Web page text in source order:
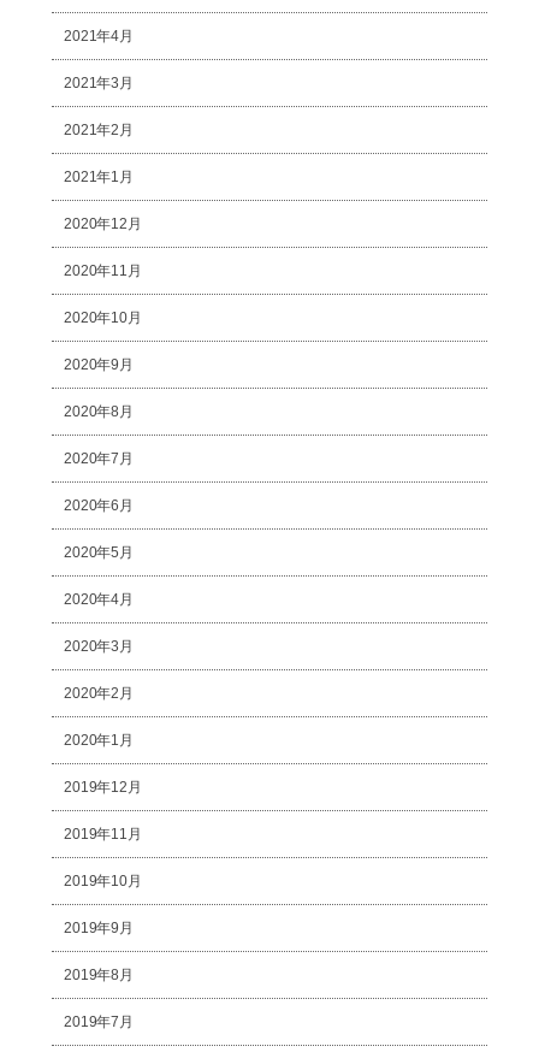
2021年4月
2021年3月
2021年2月
2021年1月
2020年12月
2020年11月
2020年10月
2020年9月
2020年8月
2020年7月
2020年6月
2020年5月
2020年4月
2020年3月
2020年2月
2020年1月
2019年12月
2019年11月
2019年10月
2019年9月
2019年8月
2019年7月